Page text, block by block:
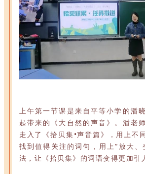
上午第一节课是来自平等小学的潘
起带来的《大自然的声音》。 潘老
走入了《拾贝集•声音篇》，用上不
找到值得关注的词句，用上“放大、
法，让《拾贝集》的词语变得更加引